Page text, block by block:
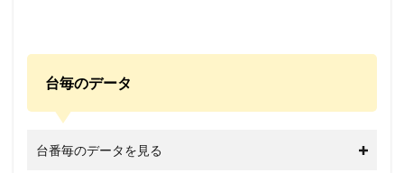
台毎のデータ
台番毎のデータを見る